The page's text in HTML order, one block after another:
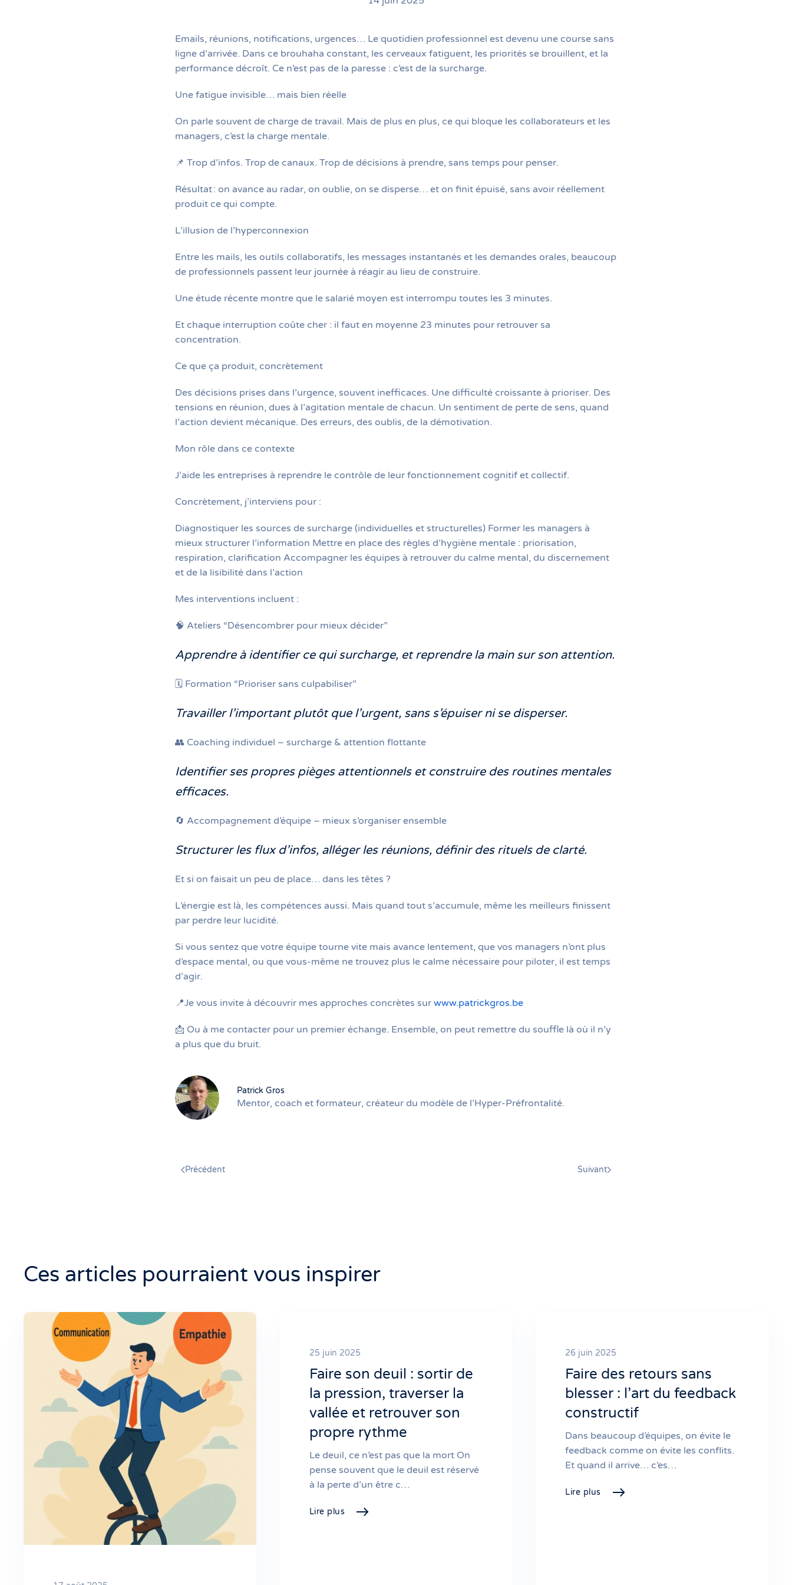
Emails, réunions, notifications, urgences… Le quotidien professionnel est devenu une course sans
ligne d’arrivée. Dans ce brouhaha constant, les cerveaux fatiguent, les priorités se brouillent, et la
performance décroît. Ce n’est pas de la paresse : c’est de la surcharge.
Une fatigue invisible… mais bien réelle
On parle souvent de charge de travail. Mais de plus en plus, ce qui bloque les collaborateurs et les
managers, c’est la charge mentale.
📌 Trop d’infos. Trop de canaux. Trop de décisions à prendre, sans temps pour penser.
Résultat : on avance au radar, on oublie, on se disperse… et on finit épuisé, sans avoir réellement
produit ce qui compte.
L’illusion de l’hyperconnexion
Entre les mails, les outils collaboratifs, les messages instantanés et les demandes orales, beaucoup
de professionnels passent leur journée à réagir au lieu de construire.
Une étude récente montre que le salarié moyen est interrompu toutes les 3 minutes.
Et chaque interruption coûte cher : il faut en moyenne 23 minutes pour retrouver sa
concentration.
Ce que ça produit, concrètement
Des décisions prises dans l’urgence, souvent inefficaces. Une difficulté croissante à prioriser. Des
tensions en réunion, dues à l’agitation mentale de chacun. Un sentiment de perte de sens, quand
l’action devient mécanique. Des erreurs, des oublis, de la démotivation.
Mon rôle dans ce contexte
J’aide les entreprises à reprendre le contrôle de leur fonctionnement cognitif et collectif.
Concrètement, j’interviens pour :
Diagnostiquer les sources de surcharge (individuelles et structurelles) Former les managers à
mieux structurer l’information Mettre en place des règles d’hygiène mentale : priorisation,
respiration, clarification Accompagner les équipes à retrouver du calme mental, du discernement
et de la lisibilité dans l’action
Mes interventions incluent :
🧠 Ateliers “Désencombrer pour mieux décider”
Apprendre à identifier ce qui surcharge, et reprendre la main sur son attention.
🗓️ Formation “Prioriser sans culpabiliser”
Travailler l’important plutôt que l’urgent, sans s’épuiser ni se disperser.
👥 Coaching individuel – surcharge & attention flottante
Identifier ses propres pièges attentionnels et construire des routines mentales
efficaces.
🔄 Accompagnement d’équipe – mieux s’organiser ensemble
Structurer les flux d’infos, alléger les réunions, définir des rituels de clarté.
Et si on faisait un peu de place… dans les têtes ?
L’énergie est là, les compétences aussi. Mais quand tout s’accumule, même les meilleurs finissent
par perdre leur lucidité.
Si vous sentez que votre équipe tourne vite mais avance lentement, que vos managers n’ont plus
d’espace mental, ou que vous-même ne trouvez plus le calme nécessaire pour piloter, il est temps
d’agir.
📍Je vous invite à découvrir mes approches concrètes sur www.patrickgros.be
📩 Ou à me contacter pour un premier échange. Ensemble, on peut remettre du souffle là où il n’y
a plus que du bruit.
Patrick Gros
Mentor, coach et formateur, créateur du modèle de l’Hyper-Préfrontalité.
Précédent Suivant
Ces articles pourraient vous inspirer
25 juin 2025
Faire son deuil : sortir de
la pression, traverser la
vallée et retrouver son
propre rythme
Le deuil, ce n’est pas que la mort On
pense souvent que le deuil est réservé
à la perte d’un être c…
Lire plus
26 juin 2025
Faire des retours sans
blesser : l’art du feedback
constructif
Dans beaucoup d’équipes, on évite le
feedback comme on évite les conflits.
Et quand il arrive… c’es…
Lire plus